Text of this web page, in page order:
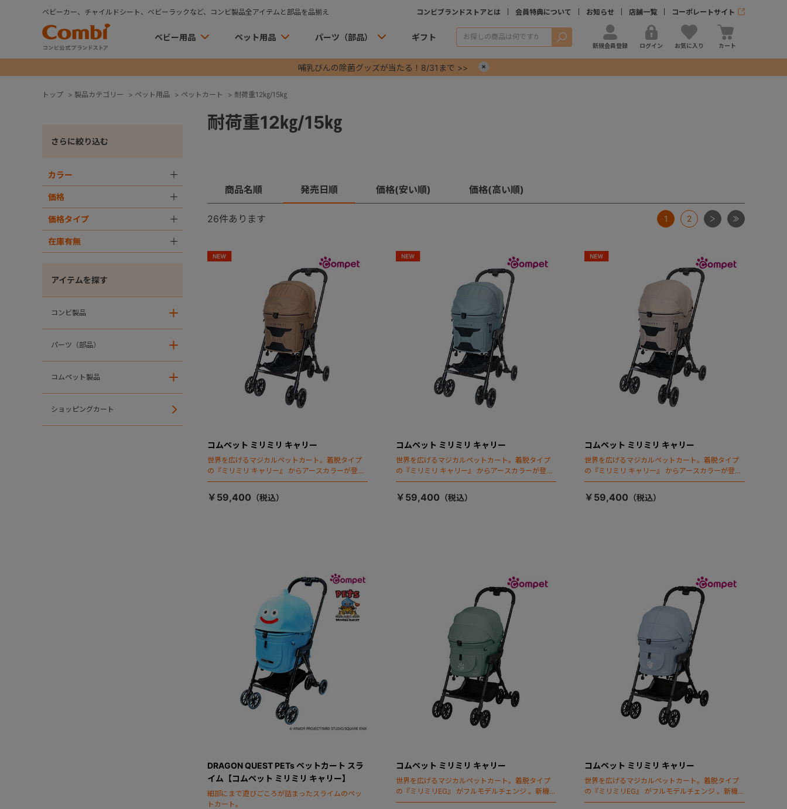
ベビーカー、チャイルドシート、ベビーラックなど、コンビ製品全アイテムと部品を品揃え コンビブランドストアとは 会員特典について お知らせ 店舗一覧 コーポレートサイト
ベビー用品 ペット用品 パーツ（部品） ギフト 検索
新規会員登録 ログイン お気に入り カート
哺乳びんの除菌グッズが当たる！8/31まで >>
トップ > 製品カテゴリー > ペット用品 > ペットカート > 耐荷重12㎏/15㎏
さらに絞り込む
カラー
価格
価格タイプ
在庫有無
アイテムを探す
コンビ製品
パーツ（部品）
コムペット製品
ショッピングカート
耐荷重12㎏/15㎏
商品名順 発売日順 価格(安い順) 価格(高い順)
26件あります 1 2 次 最後
コムペット ミリミリ キャリー
世界を広げるマジカルペットカート。着脱タイプ
の『ミリミリ キャリー』 からアースカラーが登
場！
￥59,400
コムペット ミリミリ キャリー
世界を広げるマジカルペットカート。着脱タイプ
の『ミリミリ キャリー』 からアースカラーが登
場！
￥59,400
コムペット ミリミリ キャリー
世界を広げるマジカルペットカート。着脱タイプ
の『ミリミリ キャリー』 からアースカラーが登
場！
￥59,400
DRAGON QUEST PETs ペットカート スラ
イム【コムペット ミリミリ キャリー】
細部にまで遊びごころが詰まったスライムのペッ
トカート。
コムペット ミリミリ キャリー
世界を広げるマジカルペットカート。着脱タイプ
の『ミリミリEG』 がフルモデルチェンジ 。新機能
「マジカルフォールディング」搭載
コムペット ミリミリ キャリー
世界を広げるマジカルペットカート。着脱タイプ
の『ミリミリEG』 がフルモデルチェンジ 。新機能
「マジカルフォールディング」搭載